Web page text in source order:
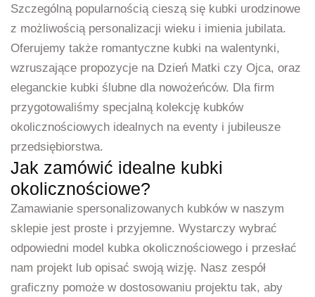
Szczególną popularnością cieszą się kubki urodzinowe
z możliwością personalizacji wieku i imienia jubilata.
Oferujemy także romantyczne kubki na walentynki,
wzruszające propozycje na Dzień Matki czy Ojca, oraz
eleganckie kubki ślubne dla nowożeńców. Dla firm
przygotowaliśmy specjalną kolekcję kubków
okolicznościowych idealnych na eventy i jubileusze
przedsiębiorstwa.
Jak zamówić idealne kubki
okolicznościowe?
Zamawianie spersonalizowanych kubków w naszym
sklepie jest proste i przyjemne. Wystarczy wybrać
odpowiedni model kubka okolicznościowego i przesłać
nam projekt lub opisać swoją wizję. Nasz zespół
graficzny pomoże w dostosowaniu projektu tak, aby